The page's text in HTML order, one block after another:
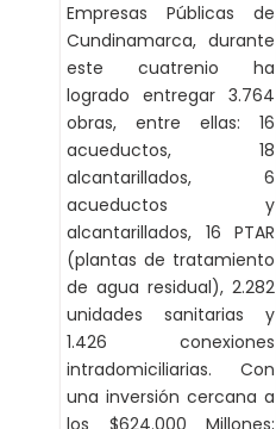
Empresas Públicas de
Cundinamarca, durante
este cuatrenio ha
logrado entregar 3.764
obras, entre ellas: 16
acueductos, 18
alcantarillados, 6
acueductos y
alcantarillados, 16 PTAR
(plantas de tratamiento
de agua residual), 2.282
unidades sanitarias y
1.426 conexiones
intradomiciliarias. Con
una inversión cercana a